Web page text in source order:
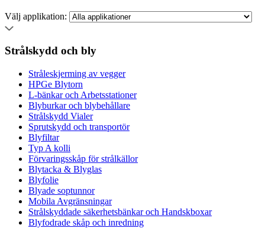
Välj applikation:
Strålskydd och bly
Stråleskjerming av vegger
HPGe Blytorn
L-bänkar och Arbetsstationer
Blyburkar och blybehållare
Strålskydd Vialer
Sprutskydd och transportör
Blyfiltar
Typ A kolli
Förvaringsskåp för strålkällor
Blytacka & Blyglas
Blyfolie
Blyade soptunnor
Mobila Avgränsningar
Strålskyddade säkerhetsbänkar och Handskboxar
Blyfodrade skåp och inredning